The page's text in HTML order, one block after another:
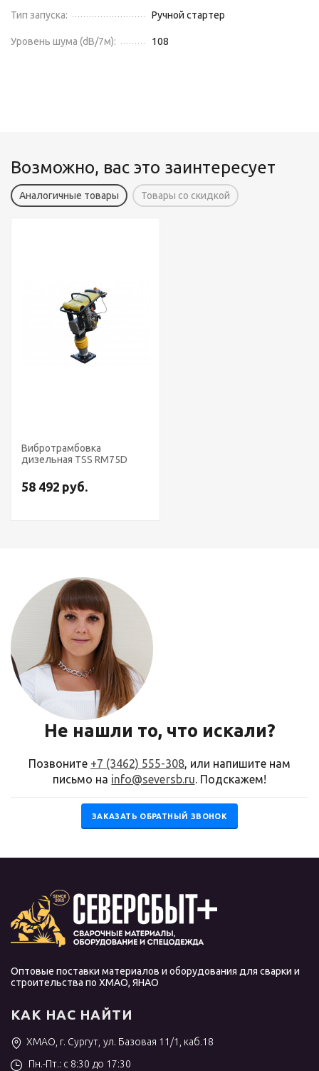
Тип запуска: Ручной стартер
Уровень шума (dB/7м): 108
Возможно, вас это заинтересует
Аналогичные товары Товары со скидкой
Вибротрамбовка
дизельная TSS RM75D
58 492 руб.
Не нашли то, что искали?
Позвоните +7 (3462) 555-308, или напишите нам
письмо на info@seversb.ru. Подскажем!
ЗАКАЗАТЬ ОБРАТНЫЙ ЗВОНОК
Оптовые поставки материалов и оборудования для сварки и
строительства по ХМАО, ЯНАО
КАК НАС НАЙТИ
ХМАО, г. Сургут, ул. Базовая 11/1, каб.18
Пн.-Пт.: с 8:30 до 17:30